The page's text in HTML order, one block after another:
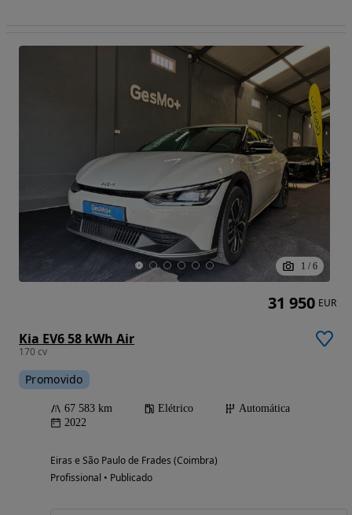
1 / 6
Kia EV6 58 kWh Air
170 cv
Promovido
67 583 km Elétrico
Automática
2022
Eiras e São Paulo de Frades (Coimbra)
Profissional • Publicado
31 950 EUR